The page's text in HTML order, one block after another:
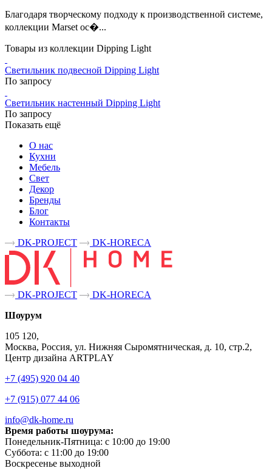
Благодаря творческому подходу к производственной системе,
коллекции Marset ос�...
Товары из коллекции Dipping Light
Светильник подвесной Dipping Light
По запросу
Светильник настенный Dipping Light
По запросу
Показать ещё
О нас
Кухни
Мебель
Свет
Декор
Бренды
Блог
Контакты
DK-PROJECT
DK-HORECA
DK-PROJECT
DK-HORECA
Шоурум
105 120,
Москва, Россия, ул. Нижняя Сыромятническая, д. 10, стр.2,
Центр дизайна ARTPLAY
+7 (495) 920 04 40
+7 (915) 077 44 06
info@dk-home.ru
Время работы шоурума:
Понедельник-Пятница: c 10:00 до 19:00
Суббота: c 11:00 до 19:00
Воскресенье выходной